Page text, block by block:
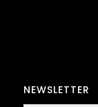
NEWSLETTER